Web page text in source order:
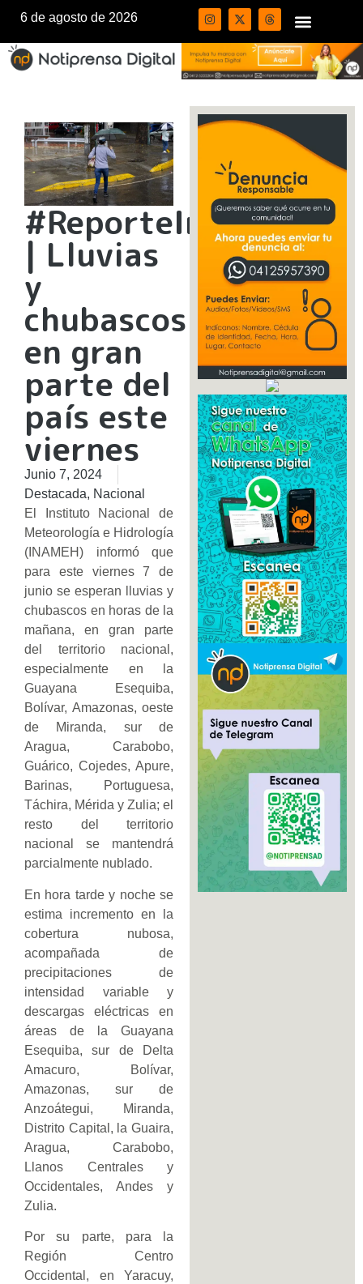
6 de agosto de 2026
#ReporteInameh
| Lluvias
y
chubascos
en gran
parte del
país este
viernes
Junio 7, 2024
Destacada, Nacional
El Instituto Nacional de
Meteorología e Hidrología
(INAMEH) informó que
para este viernes 7 de
junio se esperan lluvias y
chubascos en horas de la
mañana, en gran parte
del territorio nacional,
especialmente en la
Guayana Esequiba,
Bolívar, Amazonas, oeste
de Miranda, sur de
Aragua, Carabobo,
Guárico, Cojedes, Apure,
Barinas, Portuguesa,
Táchira, Mérida y Zulia; el
resto del territorio
nacional se mantendrá
parcialmente nublado.
En hora tarde y noche se
estima incremento en la
cobertura nubosa,
acompañada de
precipitaciones de
intensidad variable y
descargas eléctricas en
áreas de la Guayana
Esequiba, sur de Delta
Amacuro, Bolívar,
Amazonas, sur de
Anzoátegui, Miranda,
Distrito Capital, la Guaira,
Aragua, Carabobo,
Llanos Centrales y
Occidentales, Andes y
Zulia.
Por su parte, para la
Región Centro
Occidental, en Yaracuy,